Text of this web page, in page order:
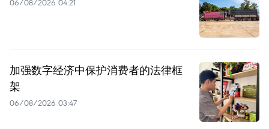
06/08/2026 04:21
加强数字经济中保护消费者的法律框
架
06/08/2026 03:47